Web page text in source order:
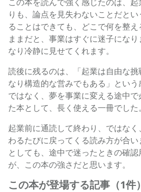
りも、論点を見失わないことだと
ることはできても、どこで何を整
ままだと、事業はすぐに迷子にな
なり冷静に見せてくれます。
読後に残るのは、「起業は自由な
なり構造的な営みでもある」とい
ではなく、夢を事業に変える途中
た本として、長く使える一冊でした。
起業前に通読して終わり、ではな
わるたびに戻ってくる読み方が合
としても、途中で迷ったときの確
が、この本の強さだと思います。
この本が登場する記事（1件）